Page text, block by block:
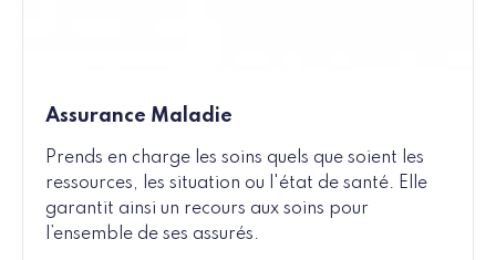
Assurance Maladie
Prends en charge les soins quels que soient les
ressources, les situation ou l'état de santé. Elle
garantit ainsi un recours aux soins pour
l’ensemble de ses assurés.